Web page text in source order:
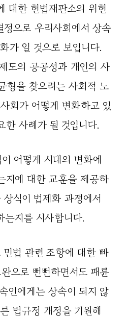
대한 헌법재판소의 위헌
으로 우리사회에서 상속
가 일 것으로 보입니다.
도의 공공성과 개인의 사
형을 찾으려는 사회적 노
회가 어떻게 변화하고 있
한 사례가 될 것입니다.
어떻게 시대의 변화에
지에 대한 교훈을 제공하
식이 법제화 과정에서
는지를 시사합니다.
민법 관련 조항에 대한 빠
으로 뻔뻔하면서도 패륜
인에게는 상속이 되지 않
법규정 개정을 기원해